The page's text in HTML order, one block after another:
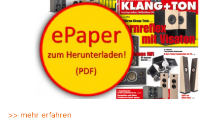
>> mehr erfahren